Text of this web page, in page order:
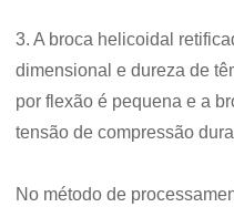
3. A broca helicoidal
dimensional e dureza de
por flexão é pequena e a
tensão de compressão
No método de